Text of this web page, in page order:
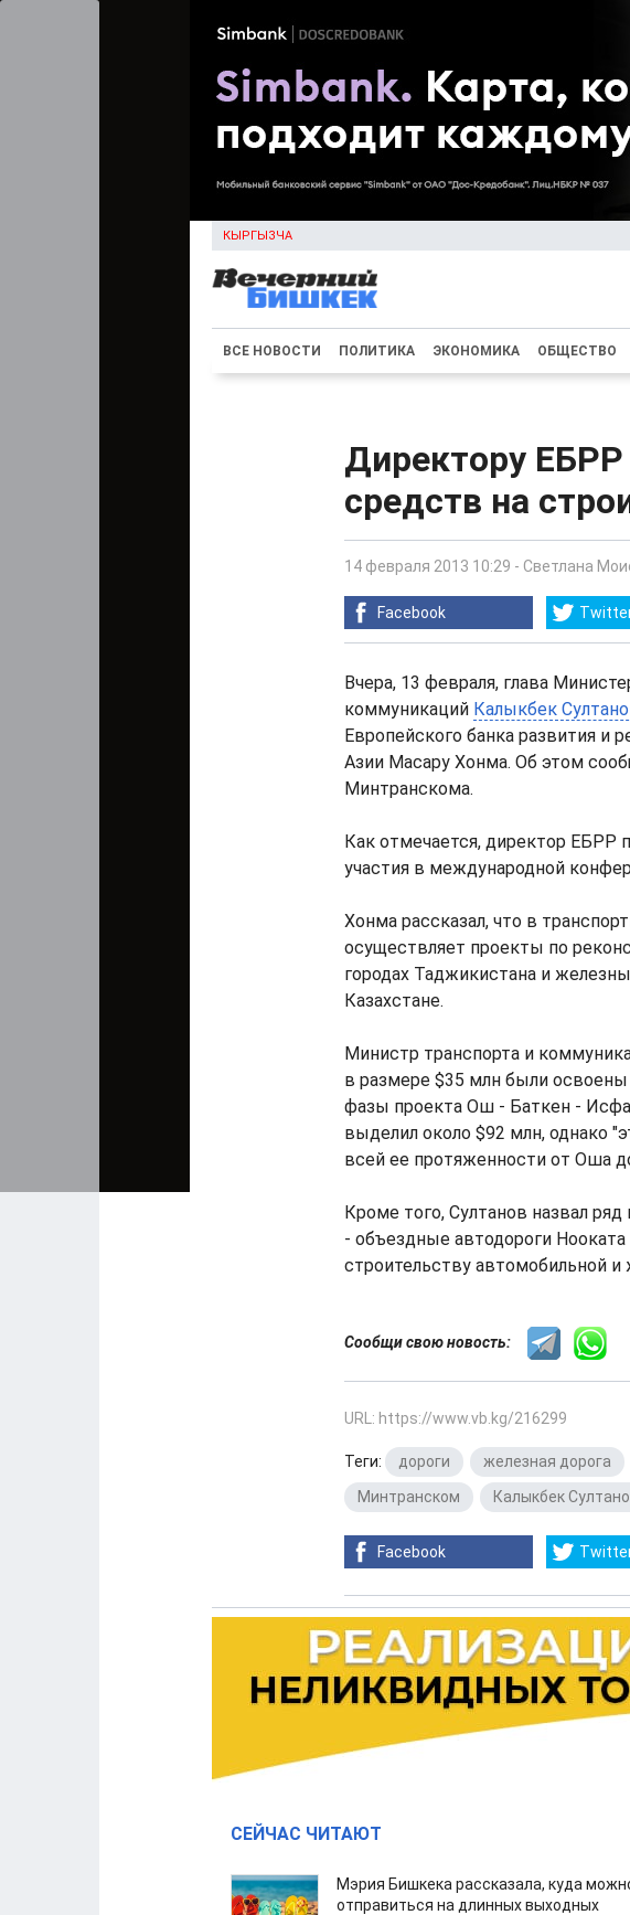
КЫРГЫЗЧА
ВСЕ НОВОСТИ ПОЛИТИКА ЭКОНОМИКА ОБЩЕСТВО
Директору ЕБРР
средств на
14 февраля 2013 10:29 - Светлана
Facebook
Вчера, 13 февраля, глава
коммуникаций Калыкбек
Европейского банка развития и
Азии Масару Хонма. Об этом
Минтранскома.
Как отмечается, директор ЕБРР
участия в международной
Хонма рассказал, что в
осуществляет проекты по
городах Таджикистана и
Казахстане.
Министр транспорта и
в размере $35 млн были
фазы проекта Ош - Баткен -
выделил около $92 млн, однако
всей ее протяженности от Оша
Кроме того, Султанов назвал
- объездные автодороги
строительству автомобильной
Сообщи свою новость:
URL: https://www.vb.kg/216299
Теги: дороги железная дорога
Минтранском
Калыкбек
Facebook
СЕЙЧАС ЧИТАЮТ
Мэрия Бишкека рассказала, куда
отправиться на длинных выходных